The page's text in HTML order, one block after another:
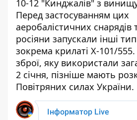
10-12 "Кинджалів" з
Перед застосуванням цих
аеробалістичних снарядів
росіяни запускали інші
зокрема крилаті Х-101/
зброї, яку використали
2 січня, пізніше мають
Повітряних силах України.